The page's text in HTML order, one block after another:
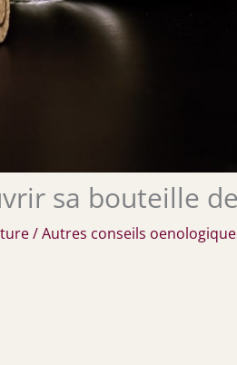
sa bouteille
/Autres conseils